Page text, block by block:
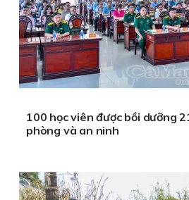
100 học viên được bồi dưỡng
phòng và an ninh